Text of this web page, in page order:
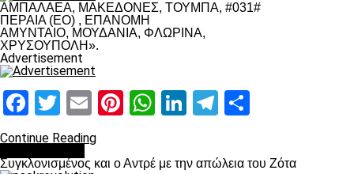
ΑΜΠΑΛΑΕΑ, ΜΑΚΕΔΟΝΕΣ, ΤΟΥΜΠΑ, #031#
ΠΕΡΑΙΑ (ΕΟ) , ΕΠΑΝΟΜΗ
ΑΜΥΝΤΑΙΟ, ΜΟΥΔΑΝΙΑ, ΦΛΩΡΙΝΑ,
ΧΡΥΣΟΥΠΟΛΗ».
Advertisement
Facebook
Twitter
EmailPinterest
WhatsApp
LinkedIn
Telegram
Continue Reading
Συγκλονισμένος και ο Αντρέ με την απώλεια του Ζότα